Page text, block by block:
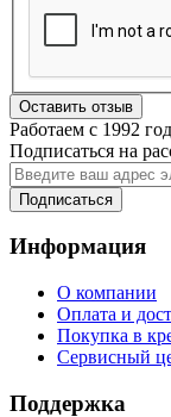
Оставить отзыв
Работаем с 1992
Подписаться на
Подписаться
Информация
О компании
Оплата и
Покупка в
Сервисный
Поддержка